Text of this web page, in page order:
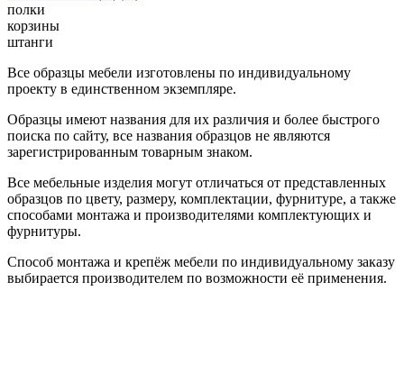
полки
корзины
штанги
Все образцы мебели изготовлены по индивидуальному
проекту в единственном экземпляре.
Образцы имеют названия для их различия и более быстрого
поиска по сайту, все названия образцов не являются
зарегистрированным товарным знаком.
Все мебельные изделия могут отличаться от представленных
образцов по цвету, размеру, комплектации, фурнитуре, а также
способами монтажа и производителями комплектующих и
фурнитуры.
Способ монтажа и крепёж мебели по индивидуальному заказу
выбирается производителем по возможности её применения.